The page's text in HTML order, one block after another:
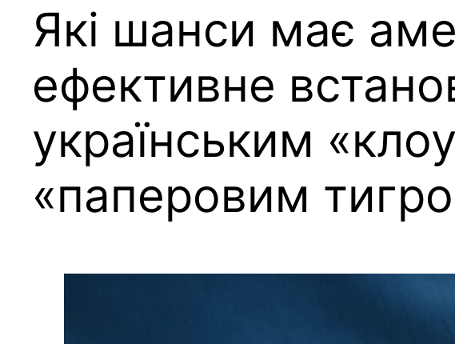
Які шанси має
ефективне
українським
«паперовим